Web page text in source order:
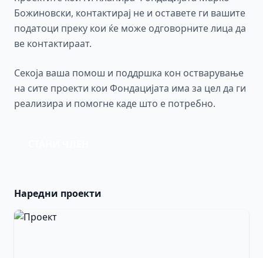
Божиновски, контактирај не и оставете ги вашите
податоци преку кои ќе може одговорните лица да
ве контактираат.
Секоја ваша помош и поддршка кон остварување
на сите проекти кои Фондацијата има за цел да ги
реализира и помогне каде што е потребно.
Наредни проекти